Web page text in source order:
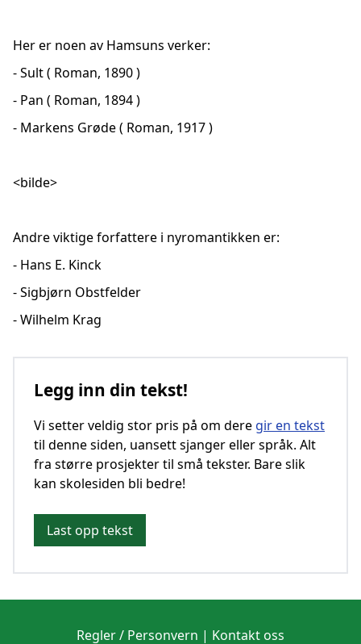
Her er noen av Hamsuns verker:
- Sult ( Roman, 1890 )
- Pan ( Roman, 1894 )
- Markens Grøde ( Roman, 1917 )
<bilde>
Andre viktige forfattere i nyromantikken er:
- Hans E. Kinck
- Sigbjørn Obstfelder
- Wilhelm Krag
Legg inn din tekst!
Vi setter veldig stor pris på om dere gir en tekst
til denne siden, uansett sjanger eller språk. Alt
fra større prosjekter til små tekster. Bare slik
kan skolesiden bli bedre!
Last opp tekst
Regler / Personvern | Kontakt oss